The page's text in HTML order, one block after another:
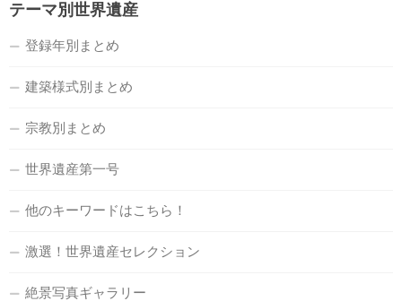
テーマ別世界遺産
登録年別まとめ
建築様式別まとめ
宗教別まとめ
世界遺産第一号
他のキーワードはこちら！
激選！世界遺産セレクション
絶景写真ギャラリー